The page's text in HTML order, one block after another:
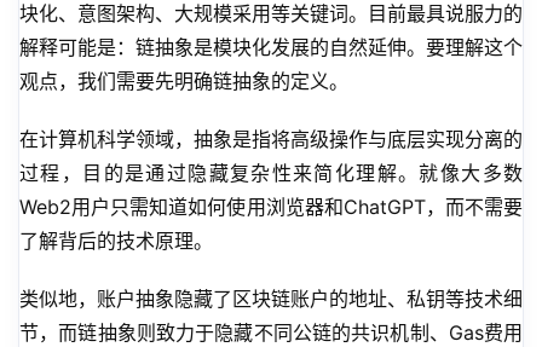
块化、意图架构、大规模采用等关键词。目前最具说服力的
解释可能是：链抽象是模块化发展的自然延伸。要理解这个
观点，我们需要先明确链抽象的定义。
在计算机科学领域，抽象是指将高级操作与底层实现分离的
过程，目的是通过隐藏复杂性来简化理解。就像大多数
Web2用户只需知道如何使用浏览器和ChatGPT，而不需要
了解背后的技术原理。
类似地，账户抽象隐藏了区块链账户的地址、私钥等技术细
节，而链抽象则致力于隐藏不同公链的共识机制、Gas费用